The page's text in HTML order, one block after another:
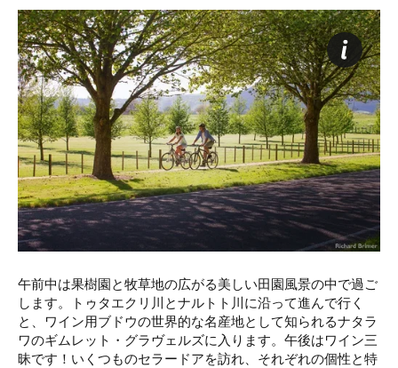
午前中は果樹園と牧草地の広がる美しい田園風景の中で過ご
します。トゥタエクリ川とナルトト川に沿って進んで行く
と、ワイン用ブドウの世界的な名産地として知られるナタラ
ワのギムレット・グラヴェルズに入ります。午後はワイン三
昧です！いくつものセラードアを訪れ、それぞれの個性と特